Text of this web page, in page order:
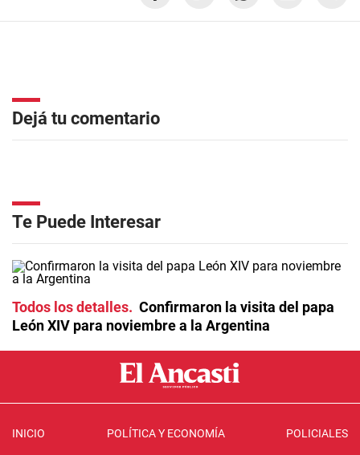
Dejá tu comentario
Te Puede Interesar
Todos los detalles
Confirmaron la visita del papa
León XIV para noviembre a la Argentina
INICIO POLÍTICA Y ECONOMÍA POLICIALES